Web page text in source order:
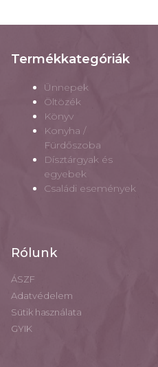
Termékkategóriák
Ünnepek
Öltözék
Könyv
Konyha /
Fürdőszoba
Dísztárgyak és
egyebek
Családi események
Rólunk
ÁSZF
Adatvédelem
Sütik használata
GYIK